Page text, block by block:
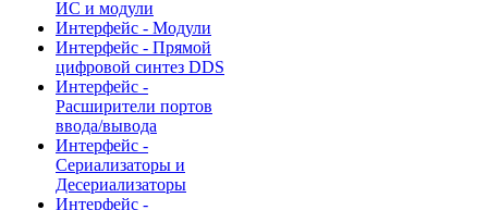
ИС и модули
Интерфейс - Модули
Интерфейс - Прямой
цифровой синтез DDS
Интерфейс -
Расширители портов
ввода/вывода
Интерфейс -
Сериализаторы и
Десериализаторы
Интерфейс -